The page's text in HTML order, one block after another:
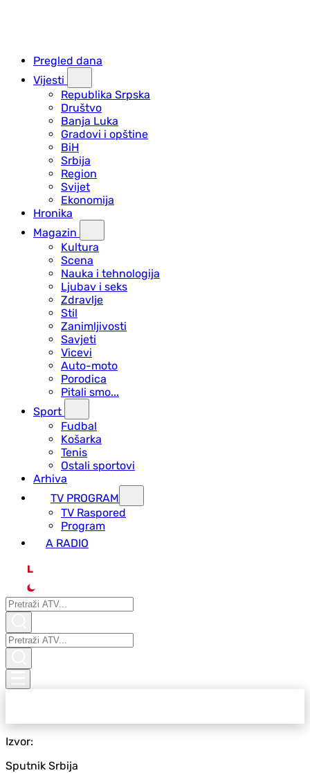
Pregled dana
Vijesti
Republika Srpska
Društvo
Banja Luka
Gradovi i opštine
BiH
Srbija
Region
Svijet
Ekonomija
Hronika
Magazin
Kultura
Scena
Nauka i tehnologija
Ljubav i seks
Zdravlje
Stil
Zanimljivosti
Savjeti
Vicevi
Auto-moto
Porodica
Pitali smo...
Sport
Fudbal
Košarka
Tenis
Ostali sportovi
Arhiva
TV PROGRAM
ТV Raspored
Program
A RADIO
L
Izvor:
Sputnik Srbija